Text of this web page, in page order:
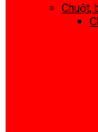
Chuột,